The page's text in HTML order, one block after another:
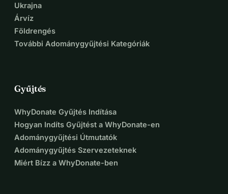
Ukrajna
Árvíz
Földrengés
További Adománygyűjtési Kategóriák
Gyűjtés
WhyDonate Gyűjtés Indítása
Hogyan Indíts Gyűjtést a WhyDonate-en
Adománygyűjtési Útmutatók
Adománygyűjtés Szervezeteknek
Miért Bízz a WhyDonate-ben